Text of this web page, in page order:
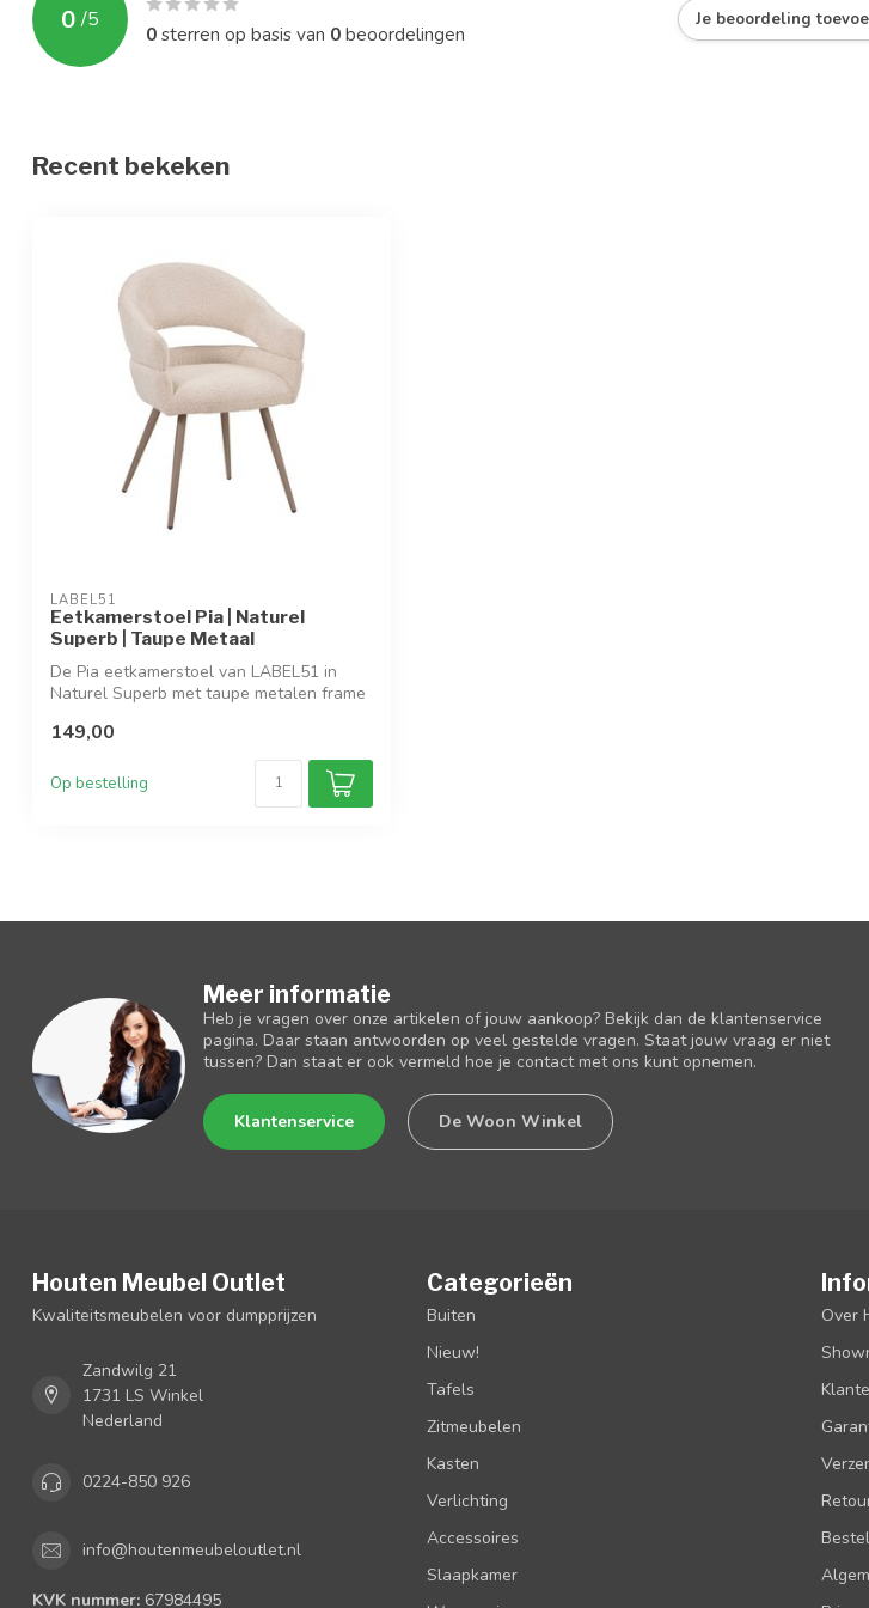
0 /5
0sterren op basis van 0beoordelingen
Je beoordeling
Recent bekeken
LABEL51
Eetkamerstoel Pia | Naturel
Superb | Taupe Metaal
De Pia eetkamerstoel van LABEL51 in
Naturel Superb met taupe metalen frame
149,00
Op bestelling
Meer informatie
Heb je vragen over onze artikelen of jouw aankoop? Bekijk dan de klantenservice
pagina. Daar staan antwoorden op veel gestelde vragen. Staat jouw vraag er niet
tussen? Dan staat er ook vermeld hoe je contact met ons kunt opnemen.
Klantenservice De Woon Winkel
Houten Meubel Outlet
Kwaliteitsmeubelen voor dumpprijzen
Zandwilg 21
1731 LS Winkel
Nederland
0224-850 926
info@houtenmeubeloutlet.nl
KVK nummer: 67984495
Categorieën
Buiten
Nieuw!
Tafels
Zitmeubelen
Kasten
Verlichting
Accessoires
Slaapkamer
Over